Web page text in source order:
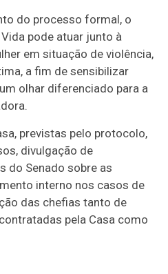
do processo formal, o
pode atuar junto à
em situação de violência,
a fim de sensibilizar
olhar diferenciado para a
previstas pelo protocolo,
divulgação de
do Senado sobre as
interno nos casos de
das chefias tanto de
pela Casa como